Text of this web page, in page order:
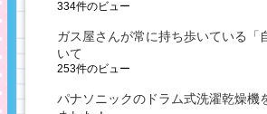
334件のビュー
ガス屋さんが常に持ち歩いている「
いて
253件のビュー
パナソニックのドラム式洗濯乾燥機